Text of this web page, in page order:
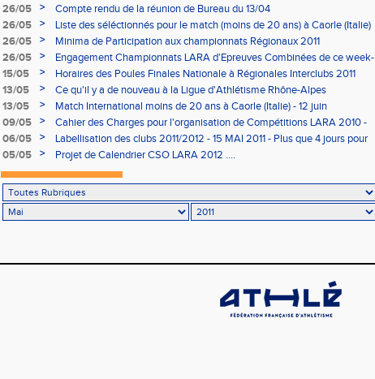
26/05
>
Compte rendu de la réunion de Bureau du 13/04
26/05
>
Liste des séléctionnés pour le match (moins de 20 ans) à Caorle (Italie)
26/05
>
Minima de Participation aux championnats Régionaux 2011
26/05
>
Engagement Championnats LARA d'Epreuves Combinées de ce week-
end !!!
15/05 >
Horaires des Poules Finales Nationale à Régionales Interclubs 2011
13/05
>
Ce qu'il y a de nouveau à la Ligue d'Athlétisme Rhône-Alpes
13/05
>
Match International moins de 20 ans à Caorle (Italie) - 12 juin
09/05
>
Cahier des Charges pour l'organisation de Compétitions LARA 2010 -
2012
06/05 >
Labellisation des clubs 2011/2012 - 15 MAI 2011 - Plus que 4 jours pour
vous inscrire !
05/05 > Projet de Calendrier CSO LARA 2012 ....